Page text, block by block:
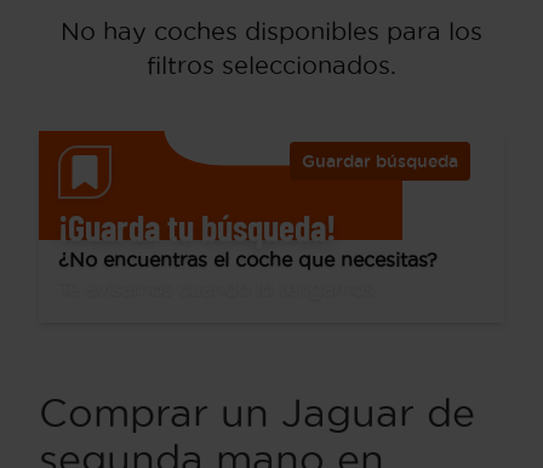
No hay coches disponibles para los
filtros seleccionados.
Guardar búsqueda
¡Guarda tu búsqueda!
¿No encuentras el coche que necesitas?
Comprar un Jaguar de
segunda mano en